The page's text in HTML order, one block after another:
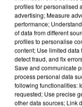
UN SECOND
INTERPELLÉ EN
profiles for personalised
advertising; Measure
performance;
of data from different
profiles to personalise
content; Use limited data
detect fraud, and fix
Save and communicate
process personal data
following functionalities:
requested; Use precise
other data sources; Link